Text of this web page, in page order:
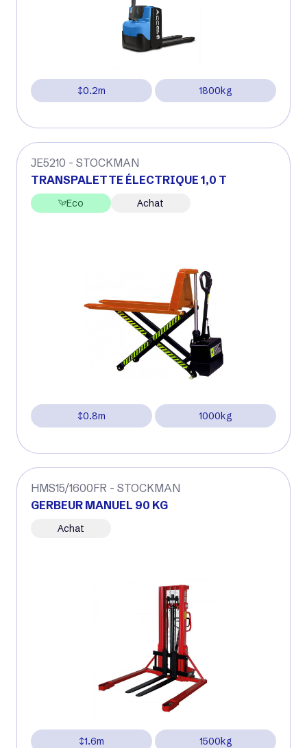
0.2m 1800kg
JE5210 - STOCKMAN
TRANSPALETTE ÉLECTRIQUE 1,0 T
Eco Achat
0.8m 1000kg
HMS15/1600FR - STOCKMAN
GERBEUR MANUEL 90 KG
Achat
1.6m 1500kg